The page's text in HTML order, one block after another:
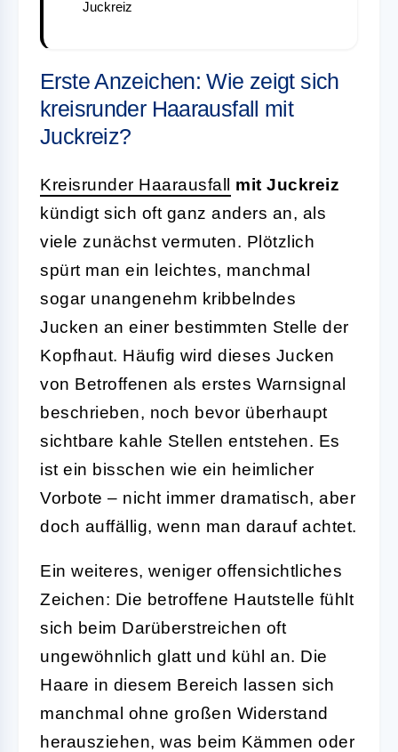
Juckreiz
Erste Anzeichen: Wie zeigt sich
kreisrunder Haarausfall mit
Juckreiz?
Kreisrunder Haarausfall mit Juckreiz
kündigt sich oft ganz anders an, als
viele zunächst vermuten. Plötzlich
spürt man ein leichtes, manchmal
sogar unangenehm kribbelndes
Jucken an einer bestimmten Stelle der
Kopfhaut. Häufig wird dieses Jucken
von Betroffenen als erstes Warnsignal
beschrieben, noch bevor überhaupt
sichtbare kahle Stellen entstehen. Es
ist ein bisschen wie ein heimlicher
Vorbote – nicht immer dramatisch, aber
doch auffällig, wenn man darauf achtet.
Ein weiteres, weniger offensichtliches
Zeichen: Die betroffene Hautstelle fühlt
sich beim Darüberstreichen oft
ungewöhnlich glatt und kühl an. Die
Haare in diesem Bereich lassen sich
manchmal ohne großen Widerstand
herausziehen, was beim Kämmen oder